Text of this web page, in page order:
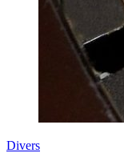
Divers